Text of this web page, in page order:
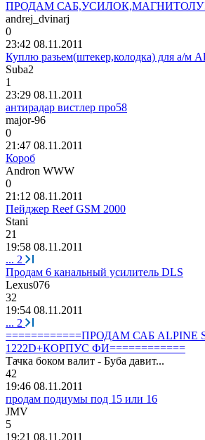
ПРОДАМ
andrej_dvinarj
0
23:42 08.11.2011
Куплю разьем(штекер,колодка) для а/м
Suba2
1
23:29 08.11.2011
антирадар вистлер про58
major-96
0
21:47 08.11.2011
Короб
Andron WWW
0
21:12 08.11.2011
Пейджер Reef GSM 2000
Stani
21
19:58 08.11.2011
... 2
Продам 6 канальный усилитель DLS
Lexus076
32
19:54 08.11.2011
... 2
============ПРОДАМ САБ ALPINE
1222D+КОРПУС ФИ============
Тачка боком валит - Буба давит...
42
19:46 08.11.2011
продам подиумы под 15 или 16
JMV
5
19:21 08.11.2011